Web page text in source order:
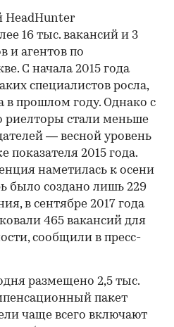
HeadHunter
16 тыс. вакансий и 3
и агентов по
С начала 2015 года
специалистов росла,
в прошлом году. Однако с
риелторы стали меньше
— весной уровень
показателя 2015 года.
наметилась к осени
было создано лишь 229
в сентябре 2017 года
465 вакансий для
сообщили в пресс-
размещено 2,5 тыс.
пакет
чаще всего включают